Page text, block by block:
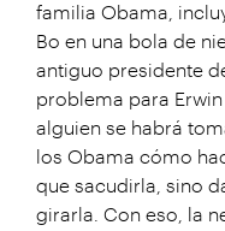
familia Obama,
Bo en una bola de
antiguo presidente
problema para Erwin
alguien se habrá
los Obama cómo
que sacudirla, sino
girarla. Con eso, la